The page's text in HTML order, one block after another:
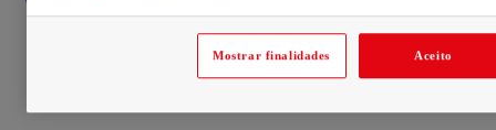
Mostrar finalidades Aceito